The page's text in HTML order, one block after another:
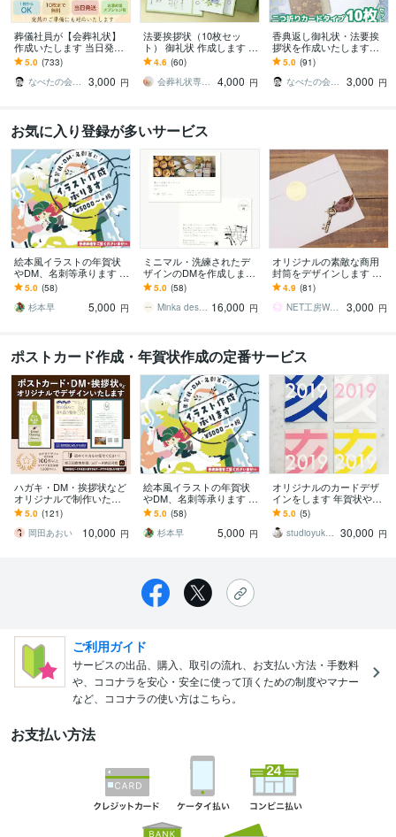
葬儀社員が【会葬礼状】
作成いたします 当日発
送・翌日配達可能／忌引
証明として１枚でもOK！
5.0 (733)
なべたの会葬礼状
3,000 円
法要挨拶状（10枚セッ
ト） 御礼状 作成します 法
要挨拶状【10枚セット】
【二つ折りカード】
4.6 (60)
会葬礼状専門店
4,000 円
香典返し御礼状・法要挨
拶状を作成いたします
【二つ折りカードタイプ1
0枚セット】当日発送・翌
日配達可能
5.0 (91)
なべたの会葬礼状
3,000 円
お気に入り登録が多いサービス
絵本風イラストの年賀状
やDM、名刺等承ります 制
作実績多数！印刷データ
ともに作成可能です
5.0 (58)
杉本早
5,000 円
ミニマル・洗練されたデ
ザインのDMを作成します
イベントやお店の開業案
内をご検討の方へ 印刷
もお受け可能です
5.0 (58)
Minka design 16,000 円
オリジナルの素敵な商用
封筒をデザインします 高
品質でオシャレなオリジ
ナル商用封筒デザインを
格安に
4.9 (81)
NET工房WooPaa
3,000 円
ポストカード作成・年賀状作成の定番サービス
ハガキ・DM・挨拶状など
オリジナルで制作いたし
ます 印刷のサポートも可
能です。不慣れな方も気
軽にお問合わせ下さい
5.0 (121)
岡田あおい
10,000 円
絵本風イラストの年賀状
やDM、名刺等承ります 制
作実績多数！印刷データ
ともに作成可能です
5.0 (58)
杉本早
5,000 円
オリジナルのカードデザ
インをします 年賀状やD
M、引越しのご案内などに
ご利用ください
5.0 (5)
studioyukomaki 30,000 円
ご利用ガイド
サービスの出品、購入、取引の流れ、お支払い方法・手数料
や、ココナラを安心・安全に使って頂くための制度やマナー
など、ココナラの使い方はこちら。
お支払い方法